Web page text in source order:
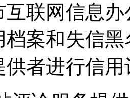
互联网信息
档案和失信
供者进行信用